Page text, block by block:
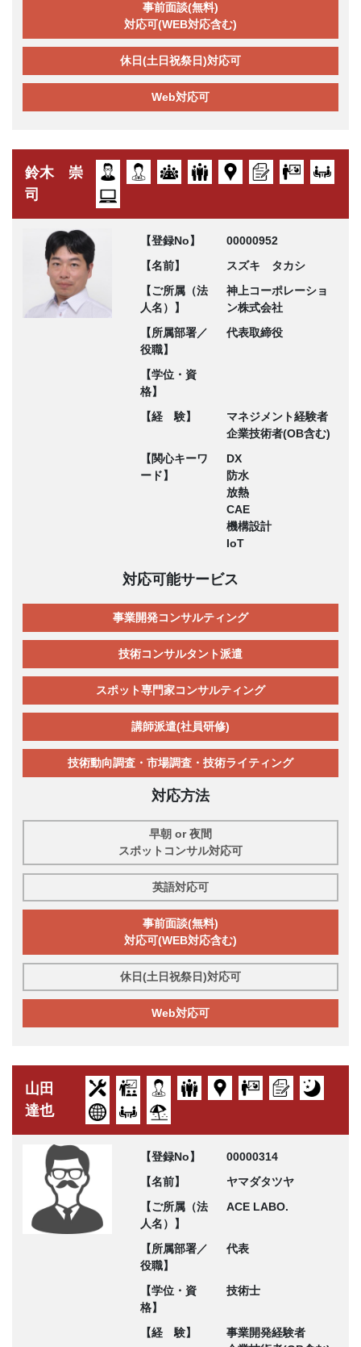
事前面談(無料)
対応可(WEB対応含む)
休日(土日祝祭日)対応可
Web対応可
鈴木 崇
司
【登録No】
00000952
【名前】
スズキ タカシ
【ご所属（法
人名）】
神上コーポレーショ
ン株式会社
【所属部署／
役職】
代表取締役
【学位・資
格】
【経 験】
マネジメント経験者
企業技術者(OB含む)
【関心キーワ
ード】
DX
防水
放熱
CAE
機構設計
IoT
対応可能サービス
事業開発コンサルティング
技術コンサルタント派遣
スポット専門家コンサルティング
講師派遣(社員研修)
技術動向調査・市場調査・技術ライティング
対応方法
早朝 or 夜間
スポットコンサル対応可
英語対応可
事前面談(無料)
対応可(WEB対応含む)
休日(土日祝祭日)対応可
Web対応可
山田
達也
【登録No】
00000314
【名前】
ヤマダタツヤ
【ご所属（法
人名）】
ACE LABO.
【所属部署／
役職】
代表
【学位・資
格】
技術士
【経 験】
事業開発経験者